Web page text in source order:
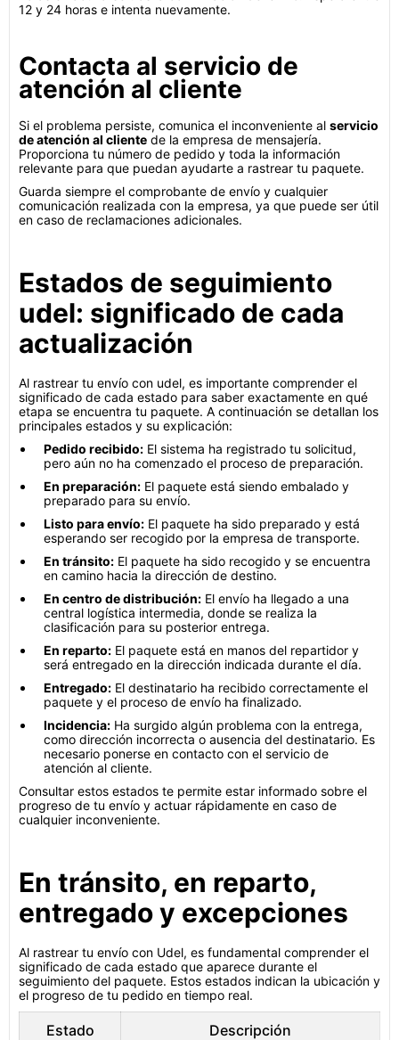
12 y 24 horas e intenta nuevamente.
Contacta al servicio de
atención al cliente
Si el problema persiste, comunica el inconveniente al servicio
de atención al cliente de la empresa de mensajería.
Proporciona tu número de pedido y toda la información
relevante para que puedan ayudarte a rastrear tu paquete.
Guarda siempre el comprobante de envío y cualquier
comunicación realizada con la empresa, ya que puede ser útil
en caso de reclamaciones adicionales.
Estados de seguimiento
udel: significado de cada
actualización
Al rastrear tu envío con udel, es importante comprender el
significado de cada estado para saber exactamente en qué
etapa se encuentra tu paquete. A continuación se detallan los
principales estados y su explicación:
Pedido recibido: El sistema ha registrado tu solicitud,
pero aún no ha comenzado el proceso de preparación.
En preparación: El paquete está siendo embalado y
preparado para su envío.
Listo para envío: El paquete ha sido preparado y está
esperando ser recogido por la empresa de transporte.
En tránsito: El paquete ha sido recogido y se encuentra
en camino hacia la dirección de destino.
En centro de distribución: El envío ha llegado a una
central logística intermedia, donde se realiza la
clasificación para su posterior entrega.
En reparto: El paquete está en manos del repartidor y
será entregado en la dirección indicada durante el día.
Entregado: El destinatario ha recibido correctamente el
paquete y el proceso de envío ha finalizado.
Incidencia: Ha surgido algún problema con la entrega,
como dirección incorrecta o ausencia del destinatario. Es
necesario ponerse en contacto con el servicio de
atención al cliente.
Consultar estos estados te permite estar informado sobre el
progreso de tu envío y actuar rápidamente en caso de
cualquier inconveniente.
En tránsito, en reparto,
entregado y excepciones
Al rastrear tu envío con Udel, es fundamental comprender el
significado de cada estado que aparece durante el
seguimiento del paquete. Estos estados indican la ubicación y
el progreso de tu pedido en tiempo real.
Estado Descripción